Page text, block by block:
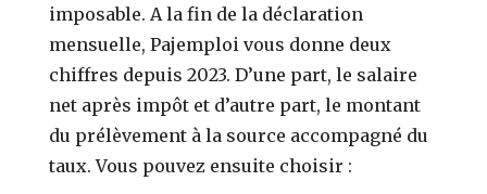
imposable. A la fin de la déclaration
mensuelle, Pajemploi vous donne deux
chiffres depuis 2023. D’une part, le salaire
net après impôt et d’autre part, le montant
du prélèvement à la source accompagné du
taux. Vous pouvez ensuite choisir :